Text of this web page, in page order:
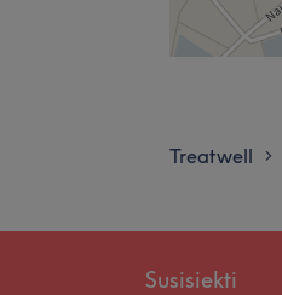
Treatwell >
Susisiekti